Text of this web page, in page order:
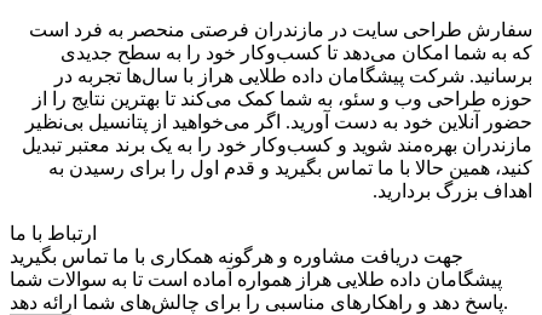
سفارش طراحی سایت در مازندران فرصتی منحصر به فرد است
که به شما امکان می‌دهد تا کسب‌وکار خود را به سطح جدیدی
برسانید. شرکت پیشگامان داده طلایی هراز با سال‌ها تجربه در
حوزه طراحی وب و سئو، به شما کمک می‌کند تا بهترین نتایج را از
حضور آنلاین خود به دست آورید. اگر می‌خواهید از پتانسیل بی‌نظیر
مازندران بهره‌مند شوید و کسب‌وکار خود را به یک برند معتبر تبدیل
کنید، همین حالا با ما تماس بگیرید و قدم اول را برای رسیدن به
اهداف بزرگ بردارید.
ارتباط با ما
جهت دریافت مشاوره و هرگونه همکاری با ما تماس بگیرید
پیشگامان داده طلایی هراز همواره آماده است تا به سوالات شما
پاسخ دهد و راهکارهای مناسبی را برای چالش‌های شما ارائه دهد.